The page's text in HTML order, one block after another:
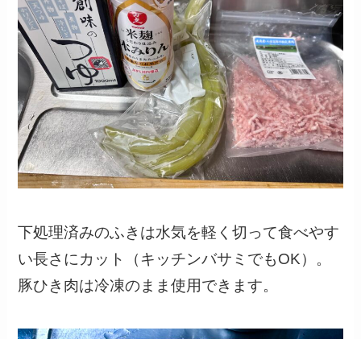
下処理済みのふきは水気を軽く切って食べやす
い長さにカット（キッチンバサミでもOK）。
豚ひき肉は冷凍のまま使用できます。